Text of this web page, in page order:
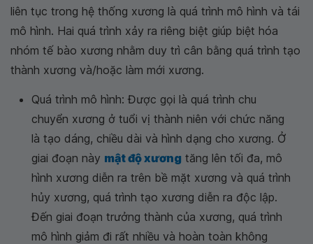
liên tục trong hệ thống xương là quá trình mô hình và tái
mô hình. Hai quá trình xảy ra riêng biệt giúp biệt hóa
nhóm tế bào xương nhằm duy trì cân bằng quá trình tạo
thành xương và/hoặc làm mới xương.
Quá trình mô hình: Được gọi là quá trình chu
chuyển xương ở tuổi vị thành niên với chức năng
là tạo dáng, chiều dài và hình dạng cho xương. Ở
giai đoạn này mật độ xương tăng lên tối đa, mô
hình xương diễn ra trên bề mặt xương và quá trình
hủy xương, quá trình tạo xương diễn ra độc lập.
Đến giai đoạn trưởng thành của xương, quá trình
mô hình giảm đi rất nhiều và hoàn toàn không